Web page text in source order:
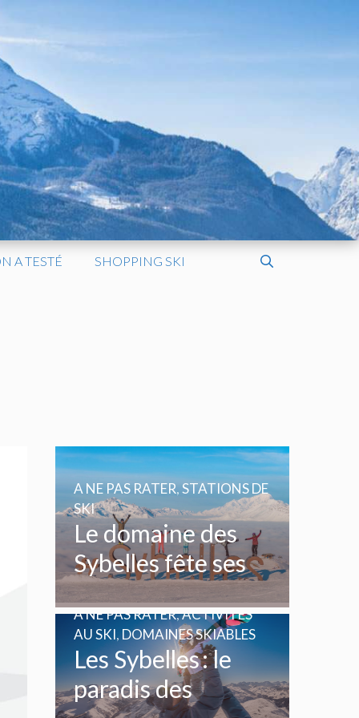
A TESTÉ SHOPPING SKI
Le domaine des
Sybelles fête ses
20 ans
A NE PAS RATER,STATIONS DE
SKI
Les Sybelles : le
paradis des
A NE PAS RATER,ACTIVITÉS
AU SKI, DOMAINES SKIABLES